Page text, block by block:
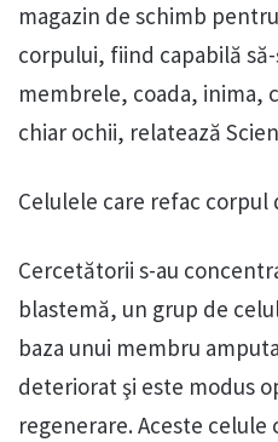
magazin de schimb
corpului, fiind capabilă
membrele, coada, inima,
chiar ochii, relatează
Celulele care refac corpul
Cercetătorii s-au
blastemă, un grup de
baza unui membru
deteriorat şi este modus
regenerare. Aceste celule